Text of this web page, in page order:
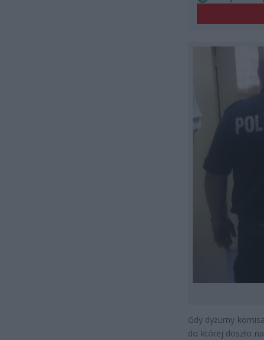
Gdy dyżurny
do której doszło